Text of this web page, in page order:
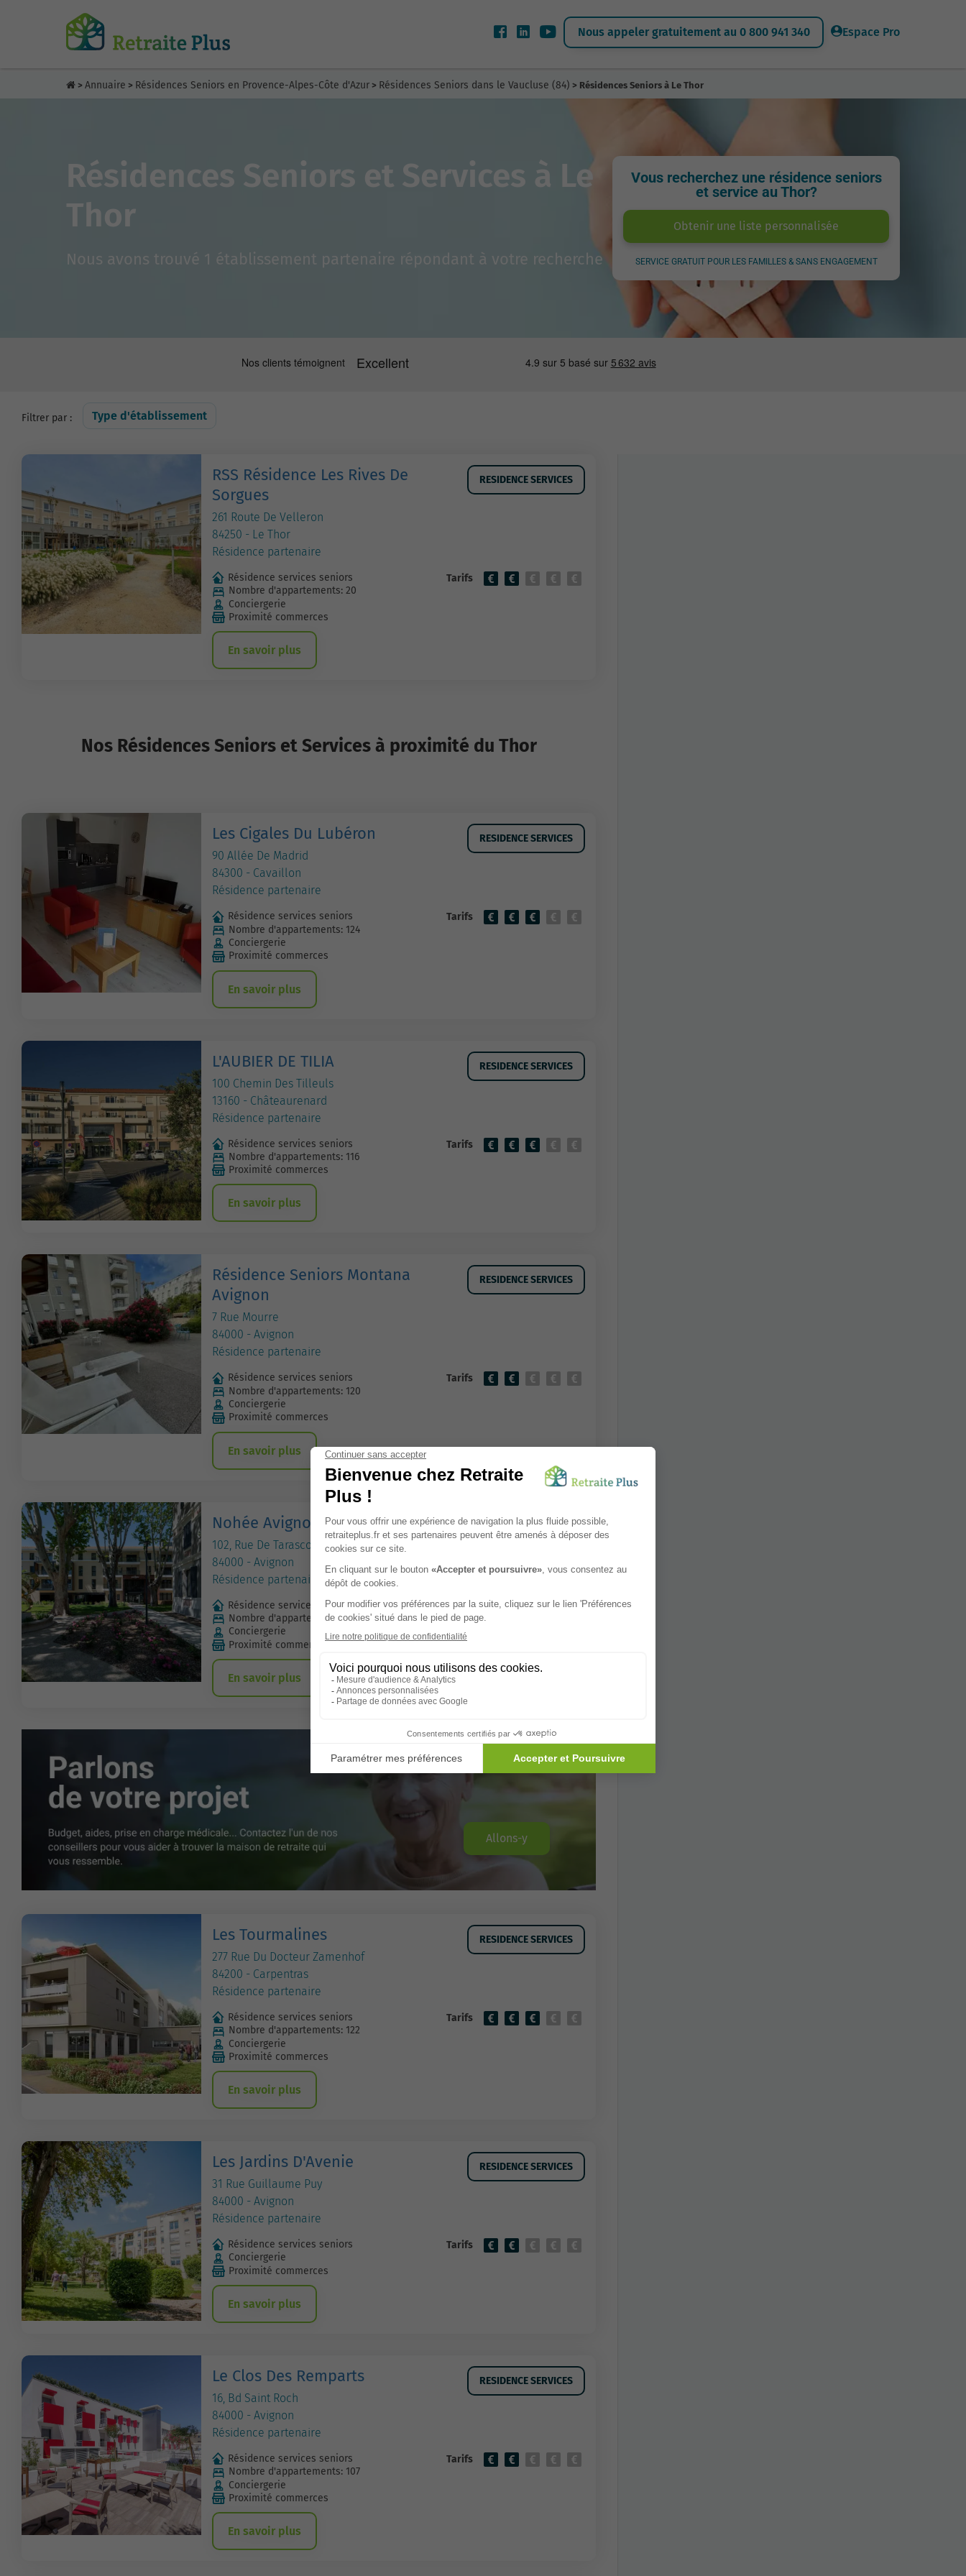
Nous appeler gratuitement au 0 800 941 340 Espace Pro
> Annuaire > Résidences Seniors en Provence-Alpes-Côte d'Azur > Résidences Seniors dans le Vaucluse (84) > Résidences Seniors à Le Thor
Résidences Seniors et Services à Le
Thor
Nous avons trouvé 1 établissement partenaire répondant à votre recherche
Vous recherchez une résidence seniors
et service au Thor?
Obtenir une liste personnalisée
SERVICE GRATUIT POUR LES FAMILLES & SANS ENGAGEMENT
Filtrer par : Type d'établissement
RSS Résidence Les Rives De
Sorgues
261 Route De Velleron
84250 - Le Thor
Résidence partenaire
RESIDENCE SERVICES
Résidence services seniors
Nombre d'appartements: 20
Conciergerie
Proximité commerces
Tarifs
En savoir plus
Nos Résidences Seniors et Services à proximité du Thor
Les Cigales Du Lubéron
90 Allée De Madrid
84300 - Cavaillon
Résidence partenaire
RESIDENCE SERVICES
Résidence services seniors
Nombre d'appartements: 124
Conciergerie
Proximité commerces
Tarifs
En savoir plus
L'AUBIER DE TILIA
100 Chemin Des Tilleuls
13160 - Châteaurenard
Résidence partenaire
RESIDENCE SERVICES
Résidence services seniors
Nombre d'appartements: 116
Proximité commerces
Tarifs
En savoir plus
Résidence Seniors Montana
Avignon
7 Rue Mourre
84000 - Avignon
Résidence partenaire
RESIDENCE SERVICES
Résidence services seniors
Nombre d'appartements: 120
Conciergerie
Proximité commerces
Tarifs
En savoir plus
Nohée Avignon
102, Rue De Tarascon
84000 - Avignon
Résidence partenaire
RESIDENCE SERVICES
Résidence services seniors
Nombre d'appartements: 109
Conciergerie
Proximité commerces
Tarifs
En savoir plus
Allons-y
Les Tourmalines
277 Rue Du Docteur Zamenhof
84200 - Carpentras
Résidence partenaire
RESIDENCE SERVICES
Résidence services seniors
Nombre d'appartements: 122
Conciergerie
Proximité commerces
Tarifs
En savoir plus
Les Jardins D'Avenie
31 Rue Guillaume Puy
84000 - Avignon
Résidence partenaire
RESIDENCE SERVICES
Résidence services seniors
Conciergerie
Proximité commerces
Tarifs
En savoir plus
Le Clos Des Remparts
16, Bd Saint Roch
84000 - Avignon
Résidence partenaire
RESIDENCE SERVICES
Résidence services seniors
Nombre d'appartements: 107
Conciergerie
Proximité commerces
Tarifs
En savoir plus